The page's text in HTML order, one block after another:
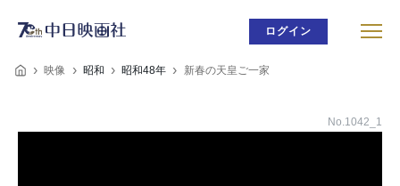
ログイン
映像 昭和 昭和48年 新春の天皇ご一家
No.1042_1